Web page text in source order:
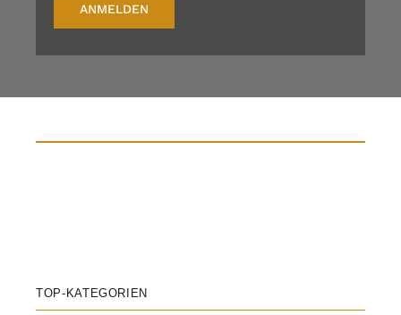
ANMELDEN
TOP-KATEGORIEN